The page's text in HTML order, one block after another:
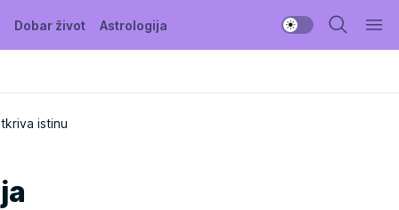
Dobar život Astrologija
istinu